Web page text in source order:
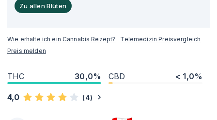
Zu allen Blüten
Wie erhalte ich ein Cannabis Rezept?
Telemedizin Preisvergleich
Preis melden
THC 30,0% CBD < 1,0%
4,0 (4)